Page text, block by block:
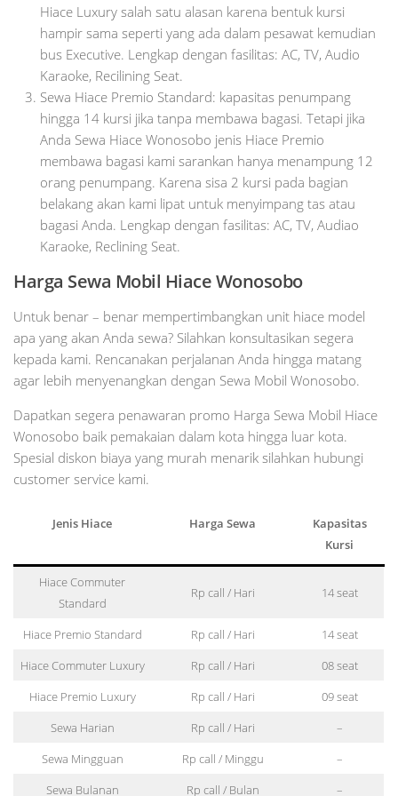
Hiace Luxury salah satu alasan karena bentuk kursi
hampir sama seperti yang ada dalam pesawat kemudian
bus Executive. Lengkap dengan fasilitas: AC, TV, Audio
Karaoke, Recilining Seat.
Sewa Hiace Premio Standard: kapasitas penumpang
hingga 14 kursi jika tanpa membawa bagasi. Tetapi jika
Anda Sewa Hiace Wonosobo jenis Hiace Premio
membawa bagasi kami sarankan hanya menampung 12
orang penumpang. Karena sisa 2 kursi pada bagian
belakang akan kami lipat untuk menyimpang tas atau
bagasi Anda. Lengkap dengan fasilitas: AC, TV, Audiao
Karaoke, Reclining Seat.
Harga Sewa Mobil Hiace Wonosobo
Untuk benar – benar mempertimbangkan unit hiace model
apa yang akan Anda sewa? Silahkan konsultasikan segera
kepada kami. Rencanakan perjalanan Anda hingga matang
agar lebih menyenangkan dengan Sewa Mobil Wonosobo.
Dapatkan segera penawaran promo Harga Sewa Mobil Hiace
Wonosobo baik pemakaian dalam kota hingga luar kota.
Spesial diskon biaya yang murah menarik silahkan hubungi
customer service kami.
Jenis Hiace Harga Sewa
Kapasitas
Kursi
Hiace Commuter
Standard
Rp call / Hari 14 seat
Hiace Premio Standard Rp call / Hari
14 seat
Hiace Commuter Luxury
Rp call / Hari
08 seat
Hiace Premio Luxury
Rp call / Hari
09 seat
Sewa Harian
Rp call / Hari
–
Sewa Mingguan
Rp call / Minggu
–
Sewa Bulanan
Rp call / Bulan –